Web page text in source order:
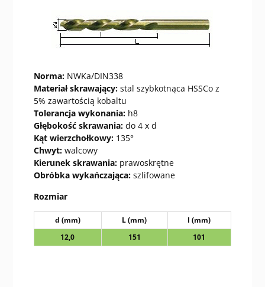
Norma:NWKa/DIN338
Materiał skrawający:stal szybkotnąca HSSCo z
5% zawartością kobaltu
Tolerancja wykonania:h8
Głębokość skrawania:do 4 x d
Kąt wierzchołkowy:135°
Chwyt:walcowy
Kierunek skrawania:prawoskrętne
Obróbka wykańczająca:szlifowane
Rozmiar
d (mm) L (mm)
l (mm)
12,0
151 101